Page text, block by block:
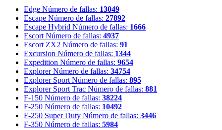
Edge Número de fallas: 13049
Escape Número de fallas: 27892
Escape Hybrid Número de fallas: 1666
Escort Número de fallas: 4937
Escort ZX2 Número de fallas: 91
Excursion Número de fallas: 1344
Expedition Número de fallas: 9654
Explorer Número de fallas: 34754
Explorer Sport Número de fallas: 895
Explorer Sport Trac Número de fallas: 881
F-150 Número de fallas: 38224
F-250 Número de fallas: 10492
F-250 Super Duty Número de fallas: 3446
F-350 Número de fallas: 5984